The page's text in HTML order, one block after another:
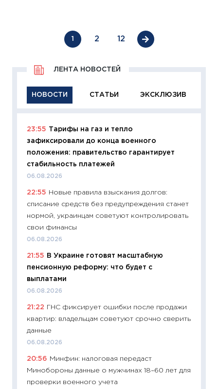
1 2 12
НОВОСТИ СТАТЬИ ЭКСКЛЮЗИВ
ЛЕНТА НОВОСТЕЙ
23:55 Тарифы на газ и тепло
зафиксировали до конца военного
положения: правительство гарантирует
стабильность платежей
06.08.2026
22:55
Новые правила взыскания долгов:
списание средств без предупреждения станет
нормой, украинцам советуют контролировать
свои финансы
06.08.2026
21:55
В Украине готовят масштабную
пенсионную реформу: что будет с
выплатами
06.08.2026
21:22
ГНС фиксирует ошибки после продажи
квартир: владельцам советуют срочно сверить
данные
06.08.2026
20:56 Минфин: налоговая передаст
Минобороны данные о мужчинах 18–60 лет для
проверки военного учета